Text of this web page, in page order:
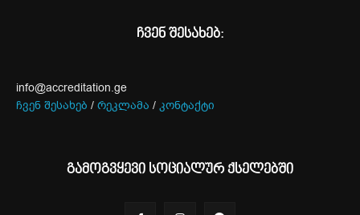
ჩვენ შესახებ:
info@accreditation.ge
ჩვენ შესახებ / რეკლამა / კონტაქტი
გამოგვყევი სოციალურ ქსელებში